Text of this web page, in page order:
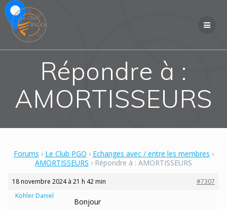
Répondre à :
AMORTISSEURS
Forums › Le Club PGO › Echanges avec / entre les membres ›
AMORTISSEURS › Répondre à : AMORTISSEURS
18 novembre 2024 à 21 h 42 min
#7307
Kohler Daniel
Bonjour